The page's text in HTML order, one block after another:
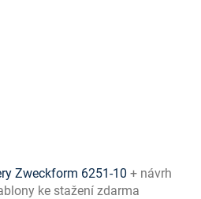
Zweckform 6251-10 + návrh
ke stažení zdarma